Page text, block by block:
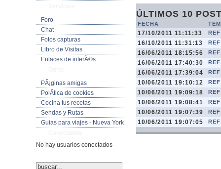
Foro
Chat
Fotos capturas
Libro de Visitas
Enlaces de interÃ©s
PÃ¡ginas amigas
PolÃ­tica de cookies
Cocina tus recetas
Sendas y Rutas
Guias para viajes - Nueva York
No hay usuarios conectados
ÚLTIMOS 10
FECHA
17/10/2011 11:11:33
16/10/2011 11:31:13
16/06/2011 18:15:56
16/06/2011 17:40:30
16/06/2011 17:39:04
10/06/2011 19:10:12
10/06/2011 19:09:18
10/06/2011 19:08:41
10/06/2011 19:07:39
10/06/2011 19:07:05